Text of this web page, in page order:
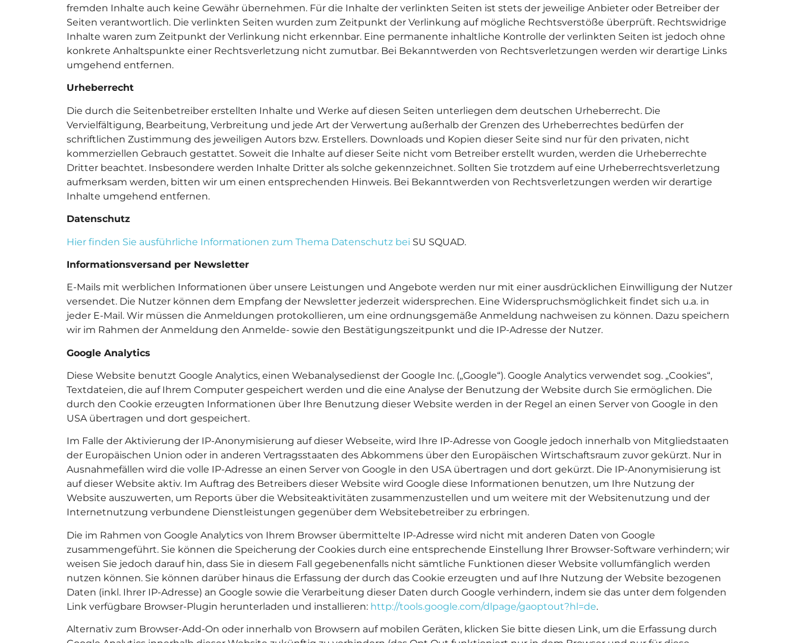
fremden Inhalte auch keine Gewähr übernehmen. Für die Inhalte der verlinkten Seiten ist stets der jeweilige Anbieter oder Betreiber der
Seiten verantwortlich. Die verlinkten Seiten wurden zum Zeitpunkt der Verlinkung auf mögliche Rechtsverstöße überprüft. Rechtswidrige
Inhalte waren zum Zeitpunkt der Verlinkung nicht erkennbar. Eine permanente inhaltliche Kontrolle der verlinkten Seiten ist jedoch ohne
konkrete Anhaltspunkte einer Rechtsverletzung nicht zumutbar. Bei Bekanntwerden von Rechtsverletzungen werden wir derartige Links
umgehend entfernen.
Urheberrecht
Die durch die Seitenbetreiber erstellten Inhalte und Werke auf diesen Seiten unterliegen dem deutschen Urheberrecht. Die
Vervielfältigung, Bearbeitung, Verbreitung und jede Art der Verwertung außerhalb der Grenzen des Urheberrechtes bedürfen der
schriftlichen Zustimmung des jeweiligen Autors bzw. Erstellers. Downloads und Kopien dieser Seite sind nur für den privaten, nicht
kommerziellen Gebrauch gestattet. Soweit die Inhalte auf dieser Seite nicht vom Betreiber erstellt wurden, werden die Urheberrechte
Dritter beachtet. Insbesondere werden Inhalte Dritter als solche gekennzeichnet. Sollten Sie trotzdem auf eine Urheberrechtsverletzung
aufmerksam werden, bitten wir um einen entsprechenden Hinweis. Bei Bekanntwerden von Rechtsverletzungen werden wir derartige
Inhalte umgehend entfernen.
Datenschutz
Hier finden Sie ausführliche Informationen zum Thema Datenschutz bei SU SQUAD.
Informationsversand per Newsletter
E-Mails mit werblichen Informationen über unsere Leistungen und Angebote werden nur mit einer ausdrücklichen Einwilligung der Nutzer
versendet. Die Nutzer können dem Empfang der Newsletter jederzeit widersprechen. Eine Widerspruchsmöglichkeit findet sich u.a. in
jeder E-Mail. Wir müssen die Anmeldungen protokollieren, um eine ordnungsgemäße Anmeldung nachweisen zu können. Dazu speichern
wir im Rahmen der Anmeldung den Anmelde- sowie den Bestätigungszeitpunkt und die IP-Adresse der Nutzer.
Google Analytics
Diese Website benutzt Google Analytics, einen Webanalysedienst der Google Inc. („Google“). Google Analytics verwendet sog. „Cookies“,
Textdateien, die auf Ihrem Computer gespeichert werden und die eine Analyse der Benutzung der Website durch Sie ermöglichen. Die
durch den Cookie erzeugten Informationen über Ihre Benutzung dieser Website werden in der Regel an einen Server von Google in den
USA übertragen und dort gespeichert.
Im Falle der Aktivierung der IP-Anonymisierung auf dieser Webseite, wird Ihre IP-Adresse von Google jedoch innerhalb von Mitgliedstaaten
der Europäischen Union oder in anderen Vertragsstaaten des Abkommens über den Europäischen Wirtschaftsraum zuvor gekürzt. Nur in
Ausnahmefällen wird die volle IP-Adresse an einen Server von Google in den USA übertragen und dort gekürzt. Die IP-Anonymisierung ist
auf dieser Website aktiv. Im Auftrag des Betreibers dieser Website wird Google diese Informationen benutzen, um Ihre Nutzung der
Website auszuwerten, um Reports über die Websiteaktivitäten zusammenzustellen und um weitere mit der Websitenutzung und der
Internetnutzung verbundene Dienstleistungen gegenüber dem Websitebetreiber zu erbringen.
Die im Rahmen von Google Analytics von Ihrem Browser übermittelte IP-Adresse wird nicht mit anderen Daten von Google
zusammengeführt. Sie können die Speicherung der Cookies durch eine entsprechende Einstellung Ihrer Browser-Software verhindern; wir
weisen Sie jedoch darauf hin, dass Sie in diesem Fall gegebenenfalls nicht sämtliche Funktionen dieser Website vollumfänglich werden
nutzen können. Sie können darüber hinaus die Erfassung der durch das Cookie erzeugten und auf Ihre Nutzung der Website bezogenen
Daten (inkl. Ihrer IP-Adresse) an Google sowie die Verarbeitung dieser Daten durch Google verhindern, indem sie das unter dem folgenden
Link verfügbare Browser-Plugin herunterladen und installieren: http://tools.google.com/dlpage/gaoptout?hl=de.
Alternativ zum Browser-Add-On oder innerhalb von Browsern auf mobilen Geräten, klicken Sie bitte diesen Link, um die Erfassung durch